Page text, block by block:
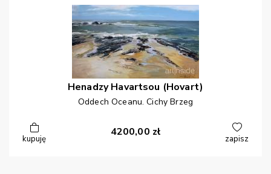
Henadzy Havartsou (Hovart)
Oddech Oceanu. Cichy Brzeg
kupuję
4200,00 zł
zapisz